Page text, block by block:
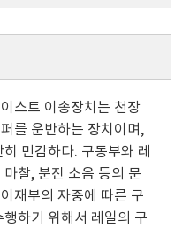
스트 이송장치는 천장
를 운반하는 장치이며,
민감하다. 구동부와 레
찰, 분진 소음 등의 문
재부의 자중에 따른 구
하기 위해서 레일의 구